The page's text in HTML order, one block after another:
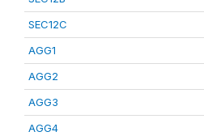
SEC12C
AGG1
AGG2
AGG3
AGG4